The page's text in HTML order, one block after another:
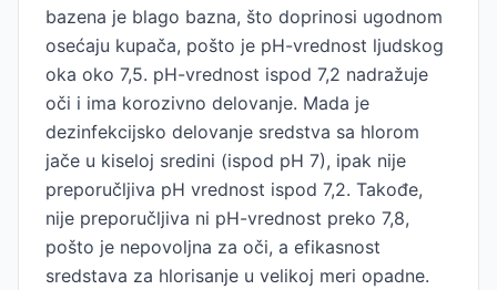
bazena je blago bazna, što doprinosi ugodnom
osećaju kupača, pošto je pH-vrednost ljudskog
oka oko 7,5. pH-vrednost ispod 7,2 nadražuje
oči i ima korozivno delovanje. Mada je
dezinfekcijsko delovanje sredstva sa hlorom
jače u kiseloj sredini (ispod pH 7), ipak nije
preporučljiva pH vrednost ispod 7,2. Takođe,
nije preporučljiva ni pH-vrednost preko 7,8,
pošto je nepovoljna za oči, a efikasnost
sredstava za hlorisanje u velikoj meri opadne.